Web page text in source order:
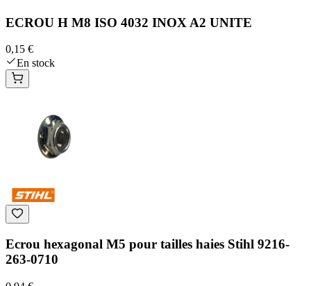
ECROU H M8 ISO 4032 INOX A2 UNITE
0,15 €
En stock
Ecrou hexagonal M5 pour tailles haies Stihl 9216-
263-0710